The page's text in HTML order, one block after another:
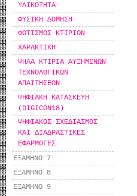
ΥΛΙΚΟΤΗΤΑ
ΦΥΣΙΚΗ ΔΟΜΗΣΗ
ΦΩΤΙΣΜΟΣ ΚΤΙΡΙΩΝ
ΧΑΡΑΚΤΙΚΗ
ΨΗΛΑ ΚΤΙΡΙΑ ΑΥΞΗΜΕΝΩΝ
ΤΕΧΝΟΛΟΓΙΚΩΝ
ΑΠΑΙΤΗΣΕΩΝ
ΨΗΦΙΑΚΗ ΚΑΤΑΣΚΕΥΗ
(DIGICON18)
ΨΗΦΙΑΚΟΣ ΣΧΕΔΙΑΣΜΟΣ
ΚΑΙ ΔΙΑΔΡΑΣΤΙΚΕΣ
ΕΦΑΡΜΟΓΕΣ
ΕΞΑΜΗΝΟ 7
ΕΞΑΜΗΝΟ 8
ΕΞΑΜΗΝΟ 9